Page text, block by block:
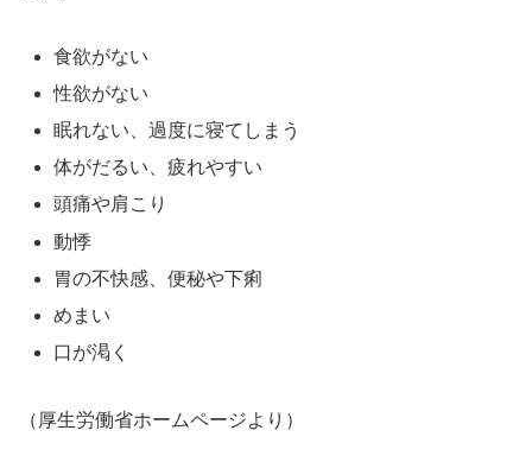
食欲がない
性欲がない
眠れない、過度に寝てしまう
体がだるい、疲れやすい
頭痛や肩こり
動悸
胃の不快感、便秘や下痢
めまい
口が渇く
（厚生労働省ホームページより）